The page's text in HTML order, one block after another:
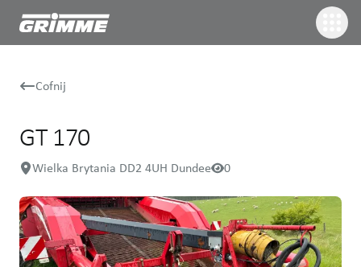
Cofnij
GT 170
Wielka Brytania DD2 4UH Dundee 0